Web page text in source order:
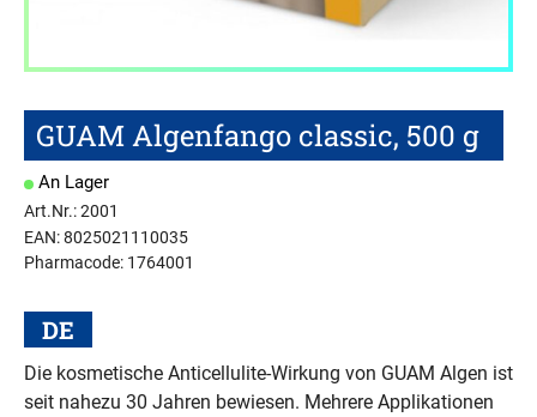
GUAM Algenfango classic, 500 g
An Lager
Art.Nr.: 2001
EAN: 8025021110035
Pharmacode: 1764001
DE
Die kosmetische Anticellulite-Wirkung von GUAM Algen ist
seit nahezu 30 Jahren bewiesen. Mehrere Applikationen